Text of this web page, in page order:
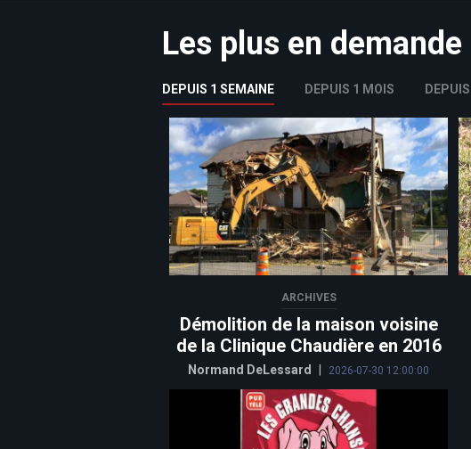
Les plus en demande
DEPUIS 1 SEMAINE DEPUIS 1 MOIS
ARCHIVES
Démolition de la maison voisine
de la Clinique Chaudière en 2016
Normand DeLessard 2026-07-30 12:00:00